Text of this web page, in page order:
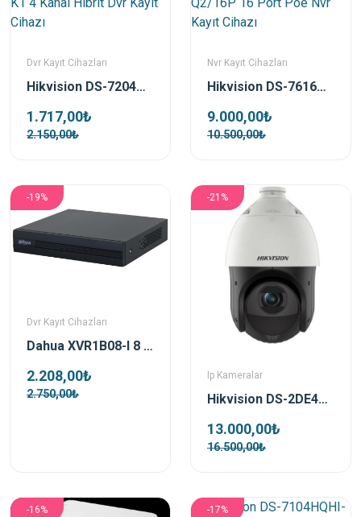
Dvr Kayıt Cihazları
Hikvision DS-7204HGHI-K1 4 Kanal Hibrit Dvr Kayıt Cihazı
1.717,00₺
2.150,00₺
Nvr Kayıt Cihazları
Hikvision DS-7616NI-Q2/16P 16 Port Poe Nvr Kayıt Cihazı
9.000,00₺
10.500,00₺
-19%
Dvr Kayıt Cihazları
Dahua XVR1B08-I 8 Kanal HDCVI XVR Kayıt Cihazı
2.208,00₺
2.750,00₺
-21%
Ip Kameralar
Hikvision DS-2DE4425IW-DE-T5 4 Mp 25x Ptz Ip Kamera
13.000,00₺
16.500,00₺
-16% -17%